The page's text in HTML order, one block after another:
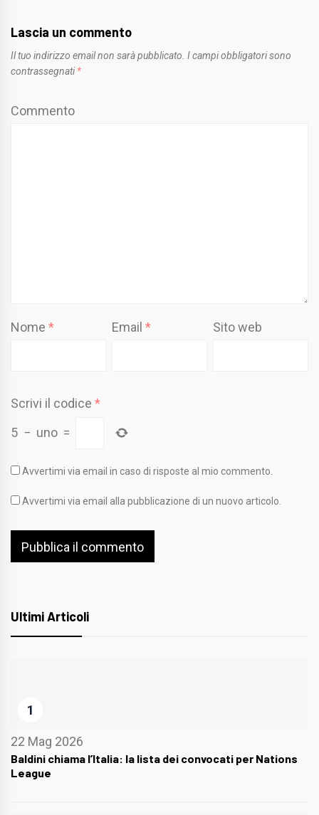
Lascia un commento
Il tuo indirizzo email non sarà pubblicato. I campi obbligatori sono
contrassegnati *
Commento
Nome * Email* Sito web
Scrivi il codice *
5 − uno =
Avvertimi via email in caso di risposte al mio commento.
Avvertimi via email alla pubblicazione di un nuovo articolo.
Ultimi Articoli
1
22 Mag 2026
Baldini chiama l’Italia: la lista dei convocati per Nations
League